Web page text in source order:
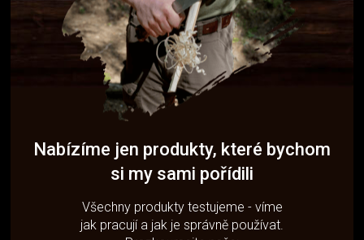
Nabízíme jen produkty, které bychom
si my sami pořídili
Všechny produkty testujeme - víme
jak pracují a jak je správně používat.